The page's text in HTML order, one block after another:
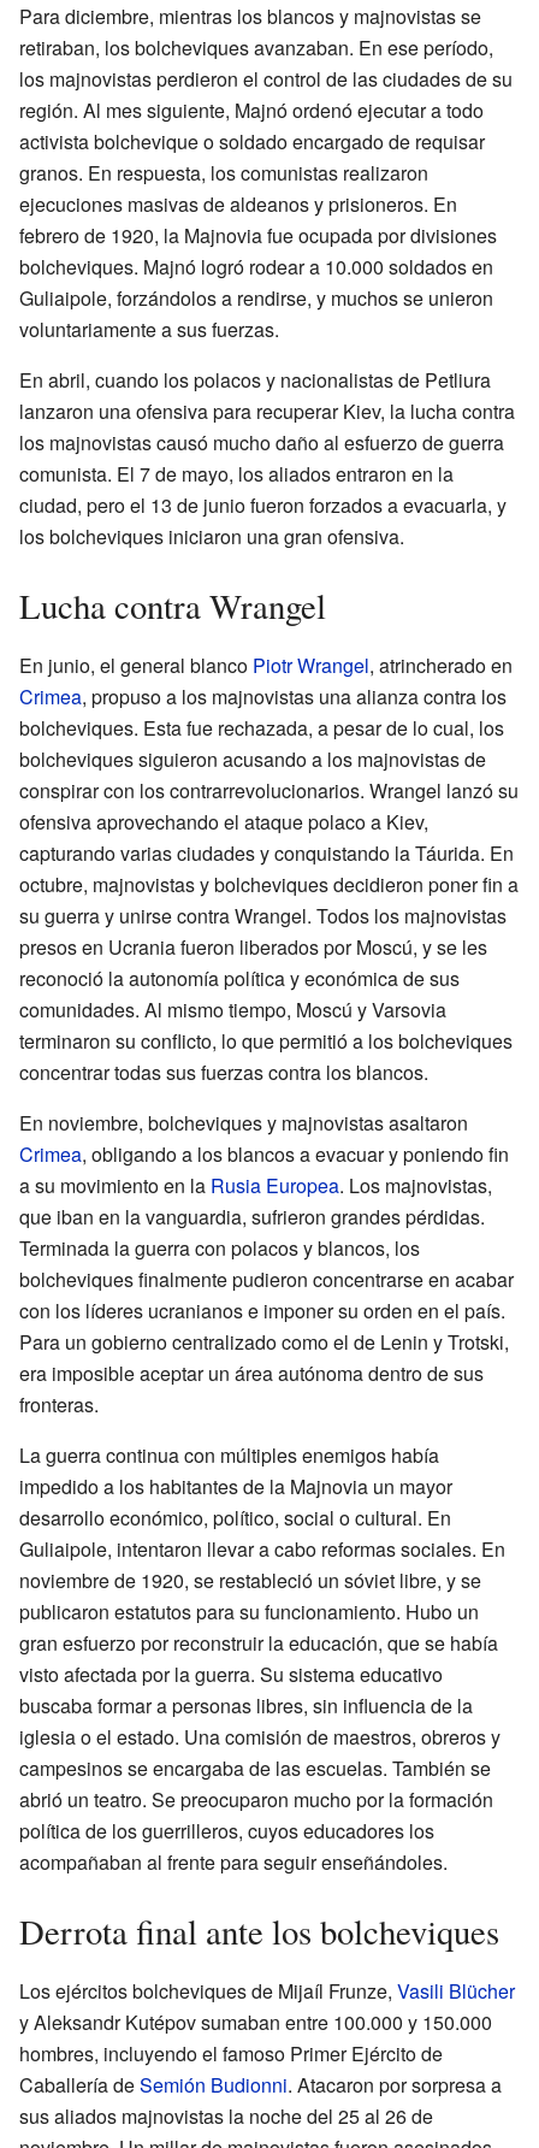
Para diciembre, mientras los blancos y majnovistas se
retiraban, los bolcheviques avanzaban. En ese período,
los majnovistas perdieron el control de las ciudades de su
región. Al mes siguiente, Majnó ordenó ejecutar a todo
activista bolchevique o soldado encargado de requisar
granos. En respuesta, los comunistas realizaron
ejecuciones masivas de aldeanos y prisioneros. En
febrero de 1920, la Majnovia fue ocupada por divisiones
bolcheviques. Majnó logró rodear a 10.000 soldados en
Guliaipole, forzándolos a rendirse, y muchos se unieron
voluntariamente a sus fuerzas.
En abril, cuando los polacos y nacionalistas de Petliura
lanzaron una ofensiva para recuperar Kiev, la lucha contra
los majnovistas causó mucho daño al esfuerzo de guerra
comunista. El 7 de mayo, los aliados entraron en la
ciudad, pero el 13 de junio fueron forzados a evacuarla, y
los bolcheviques iniciaron una gran ofensiva.
Lucha contra Wrangel
En junio, el general blanco Piotr Wrangel, atrincherado en
Crimea, propuso a los majnovistas una alianza contra los
bolcheviques. Esta fue rechazada, a pesar de lo cual, los
bolcheviques siguieron acusando a los majnovistas de
conspirar con los contrarrevolucionarios. Wrangel lanzó su
ofensiva aprovechando el ataque polaco a Kiev,
capturando varias ciudades y conquistando la Táurida. En
octubre, majnovistas y bolcheviques decidieron poner fin a
su guerra y unirse contra Wrangel. Todos los majnovistas
presos en Ucrania fueron liberados por Moscú, y se les
reconoció la autonomía política y económica de sus
comunidades. Al mismo tiempo, Moscú y Varsovia
terminaron su conflicto, lo que permitió a los bolcheviques
concentrar todas sus fuerzas contra los blancos.
En noviembre, bolcheviques y majnovistas asaltaron
Crimea, obligando a los blancos a evacuar y poniendo fin
a su movimiento en la Rusia Europea. Los majnovistas,
que iban en la vanguardia, sufrieron grandes pérdidas.
Terminada la guerra con polacos y blancos, los
bolcheviques finalmente pudieron concentrarse en acabar
con los líderes ucranianos e imponer su orden en el país.
Para un gobierno centralizado como el de Lenin y Trotski,
era imposible aceptar un área autónoma dentro de sus
fronteras.
La guerra continua con múltiples enemigos había
impedido a los habitantes de la Majnovia un mayor
desarrollo económico, político, social o cultural. En
Guliaipole, intentaron llevar a cabo reformas sociales. En
noviembre de 1920, se restableció un sóviet libre, y se
publicaron estatutos para su funcionamiento. Hubo un
gran esfuerzo por reconstruir la educación, que se había
visto afectada por la guerra. Su sistema educativo
buscaba formar a personas libres, sin influencia de la
iglesia o el estado. Una comisión de maestros, obreros y
campesinos se encargaba de las escuelas. También se
abrió un teatro. Se preocuparon mucho por la formación
política de los guerrilleros, cuyos educadores los
acompañaban al frente para seguir enseñándoles.
Derrota final ante los bolcheviques
Los ejércitos bolcheviques de Mijaíl Frunze, Vasili Blücher
y Aleksandr Kutépov sumaban entre 100.000 y 150.000
hombres, incluyendo el famoso Primer Ejército de
Caballería deSemión Budionni. Atacaron por sorpresa a
sus aliados majnovistas la noche del 25 al 26 de